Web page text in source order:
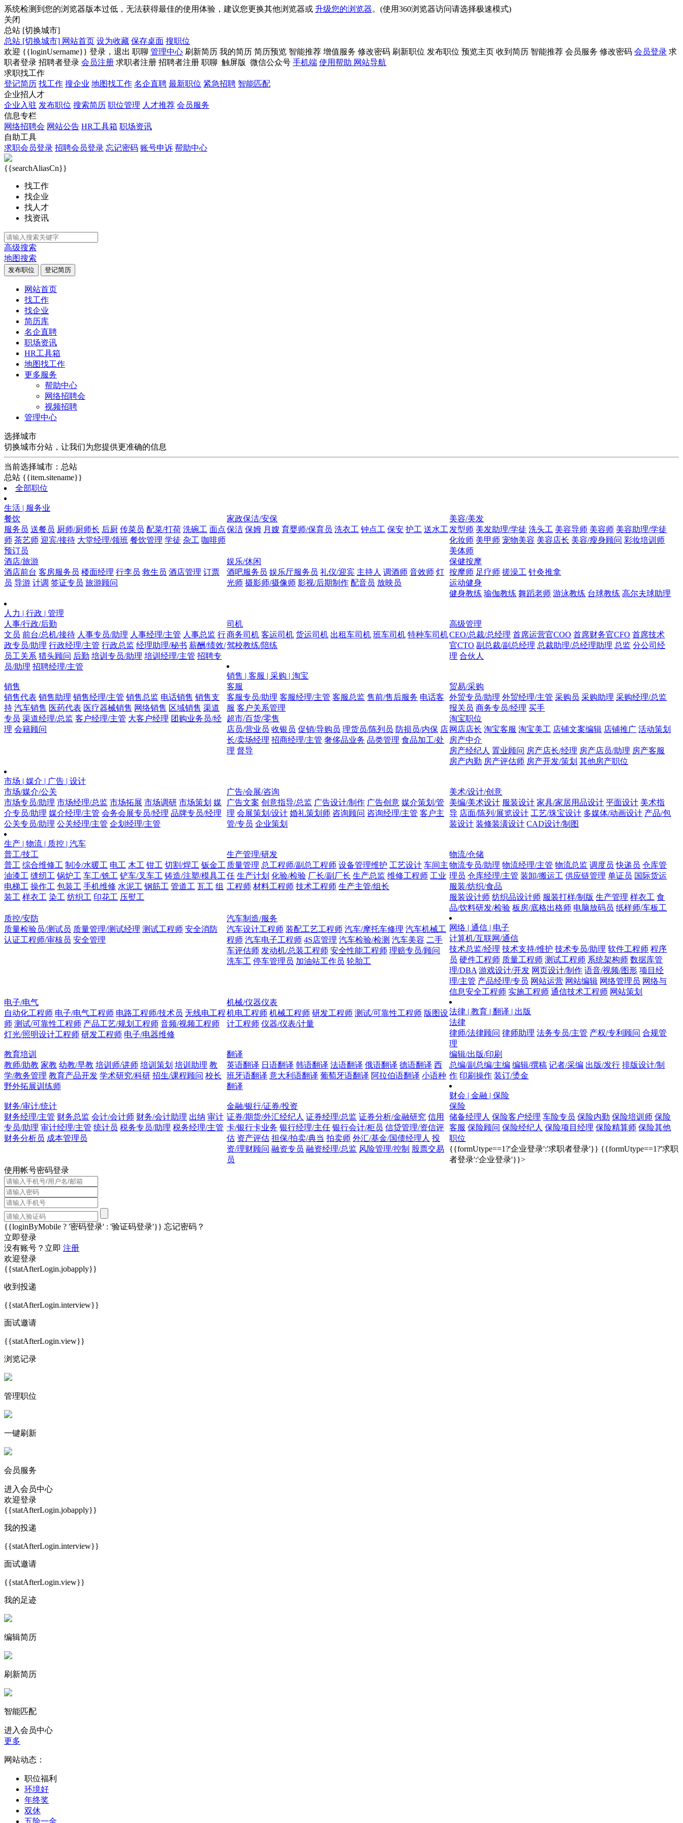
系统检测到您的浏览器版本过低，无法获得最佳的使用体验，建议您更换其他浏览器或 升级您的浏览器。(使用360浏览器访问请选择极速模式)
关闭
总站 [切换城市]
总站 [切换城市] 网站首页 设为收藏 保存桌面 搜职位
欢迎 {{loginUsername}} 登录， 退出 职聊 管理中心 刷新简历 我的简历 简历预览 智能推荐 增值服务 修改密码 刷新职位 发布职位 预览主页 收到简历 智能推荐 会员服务 修改密码 会员登录 求
职者登录 招聘者登录 会员注册 求职者注册 招聘者注册 职聊 触屏版 微信公众号 手机端 使用帮助 网站导航
求职找工作
登记简历 找工作 搜企业 地图找工作 名企直聘 最新职位 紧急招聘 智能匹配
企业招人才
企业入驻 发布职位 搜索简历 职位管理 人才推荐 会员服务
信息专栏
网络招聘会 网站公告 HR工具箱 职场资讯
自助工具
求职会员登录 招聘会员登录 忘记密码 账号申诉 帮助中心
{{searchAliasCn}}
找工作
找企业
找人才
找资讯
高级搜索
地图搜索
发布职位 登记简历
网站首页
找工作
找企业
简历库
名企直聘
职场资讯
HR工具箱
地图找工作
更多服务
帮助中心
网络招聘会
视频招聘
管理中心
选择城市
切换城市分站，让我们为您提供更准确的信息
当前选择城市： 总站
总站 {{item.sitename}}
全部职位
生活 | 服务业
餐饮
服务员 送餐员 厨师/厨师长 后厨 传菜员 配菜/打荷 洗碗工 面点
师 茶艺师 迎宾/接待 大堂经理/领班 餐饮管理 学徒 杂工 咖啡师
预订员
家政保洁/安保
保洁 保姆 月嫂 育婴师/保育员 洗衣工 钟点工 保安 护工 送水工
美容/美发
发型师 美发助理/学徒 洗头工 美容导师 美容师 美容助理/学徒
化妆师 美甲师 宠物美容 美容店长 美容/瘦身顾问 彩妆培训师
美体师
酒店/旅游
酒店前台 客房服务员 楼面经理 行李员 救生员 酒店管理 订票
员 导游 计调 签证专员 旅游顾问
娱乐/休闲
酒吧服务员 娱乐厅服务员 礼仪/迎宾 主持人 调酒师 音效师 灯
光师 摄影师/摄像师 影视/后期制作 配音员 放映员
保健按摩
按摩师 足疗师 搓澡工 针灸推拿
运动健身
健身教练 瑜伽教练 舞蹈老师 游泳教练 台球教练 高尔夫球助理
人力 | 行政 | 管理
人事/行政/后勤
文员 前台/总机/接待 人事专员/助理 人事经理/主管 人事总监 行
政专员/助理 行政经理/主管 行政总监 经理助理/秘书 薪酬/绩效/
员工关系 猎头顾问 后勤 培训专员/助理 培训经理/主管 招聘专
员/助理 招聘经理/主管
司机
商务司机 客运司机 货运司机 出租车司机 班车司机 特种车司机
驾校教练/陪练
高级管理
CEO/总裁/总经理 首席运营官COO 首席财务官CFO 首席技术
官CTO 副总裁/副总经理 总裁助理/总经理助理 总监 分公司经
理 合伙人
销售 | 客服 | 采购 | 淘宝
销售
销售代表 销售助理 销售经理/主管 销售总监 电话销售 销售支
持 汽车销售 医药代表 医疗器械销售 网络销售 区域销售 渠道
专员 渠道经理/总监 客户经理/主管 大客户经理 团购业务员/经
理 会籍顾问
客服
客服专员/助理 客服经理/主管 客服总监 售前/售后服务 电话客
服 客户关系管理
贸易/采购
外贸专员/助理 外贸经理/主管 采购员 采购助理 采购经理/总监
报关员 商务专员/经理 买手
超市/百货/零售
店员/营业员 收银员 促销/导购员 理货员/陈列员 防损员/内保 店
长/卖场经理 招商经理/主管 奢侈品业务 品类管理 食品加工/处
理 督导
淘宝职位
网店店长 淘宝客服 淘宝美工 店铺文案编辑 店铺推广 活动策划
房产中介
房产经纪人 置业顾问 房产店长/经理 房产店员/助理 房产客服
房产内勤 房产评估师 房产开发/策划 其他房产职位
市场 | 媒介 | 广告 | 设计
市场/媒介/公关
市场专员/助理 市场经理/总监 市场拓展 市场调研 市场策划 媒
介专员/助理 媒介经理/主管 会务会展专员/经理 品牌专员/经理
公关专员/助理 公关经理/主管 企划经理/主管
广告/会展/咨询
广告文案 创意指导/总监 广告设计/制作 广告创意 媒介策划/管
理 会展策划/设计 婚礼策划师 咨询顾问 咨询经理/主管 客户主
管/专员 企业策划
美术/设计/创意
美编/美术设计 服装设计 家具/家居用品设计 平面设计 美术指
导 店面/陈列/展览设计 工艺/珠宝设计 多媒体/动画设计 产品/包
装设计 装修装潢设计 CAD设计/制图
生产 | 物流 | 质控 | 汽车
普工/技工
普工 综合维修工 制冷/水暖工 电工 木工 钳工 切割/焊工 钣金工
油漆工 缝纫工 锅炉工 车工/铣工 铲车/叉车工 铸造/注塑/模具工
电梯工 操作工 包装工 手机维修 水泥工 钢筋工 管道工 瓦工 组
装工 样衣工 染工 纺织工 印花工 压熨工
生产管理/研发
质量管理 总工程师/副总工程师 设备管理维护 工艺设计 车间主
任 生产计划 化验/检验 厂长/副厂长 生产总监 维修工程师 工业
工程师 材料工程师 技术工程师 生产主管/组长
物流/仓储
物流专员/助理 物流经理/主管 物流总监 调度员 快递员 仓库管
理员 仓库经理/主管 装卸/搬运工 供应链管理 单证员 国际货运
服装/纺织/食品
服装设计师 纺织品设计师 服装打样/制版 生产管理 样衣工 食
品/饮料研发/检验 板房/底格出格师 电脑放码员 纸样师/车板工
质控/安防
质量检验员/测试员 质量管理/测试经理 测试工程师 安全消防
认证工程师/审核员 安全管理
汽车制造/服务
汽车设计工程师 装配工艺工程师 汽车/摩托车修理 汽车机械工
程师 汽车电子工程师 4S店管理 汽车检验/检测 汽车美容 二手
车评估师 发动机/总装工程师 安全性能工程师 理赔专员/顾问
洗车工 停车管理员 加油站工作员 轮胎工
网络 | 通信 | 电子
计算机/互联网/通信
技术总监/经理 技术支持/维护 技术专员/助理 软件工程师 程序
员 硬件工程师 质量工程师 测试工程师 系统架构师 数据库管
理/DBA 游戏设计/开发 网页设计/制作 语音/视频/图形 项目经
理/主管 产品经理/专员 网站运营 网站编辑 网络管理员 网络与
信息安全工程师 实施工程师 通信技术工程师 网站策划
电子/电气
自动化工程师 电子/电气工程师 电路工程师/技术员 无线电工程
师 测试/可靠性工程师 产品工艺/规划工程师 音频/视频工程师
灯光/照明设计工程师 研发工程师 电子/电器维修
机械/仪器仪表
机电工程师 机械工程师 研发工程师 测试/可靠性工程师 版图设
计工程师 仪器/仪表/计量
法律 | 教育 | 翻译 | 出版
法律
律师/法律顾问 律师助理 法务专员/主管 产权/专利顾问 合规管
理
教育培训
教师/助教 家教 幼教/早教 培训师/讲师 培训策划 培训助理 教
学/教务管理 教育产品开发 学术研究/科研 招生/课程顾问 校长
野外拓展训练师
翻译
英语翻译 日语翻译 韩语翻译 法语翻译 俄语翻译 德语翻译 西
班牙语翻译 意大利语翻译 葡萄牙语翻译 阿拉伯语翻译 小语种
翻译
编辑/出版/印刷
总编/副总编/主编 编辑/撰稿 记者/采编 出版/发行 排版设计/制
作 印刷操作 装订/烫金
财会 | 金融 | 保险
财务/审计/统计
财务经理/主管 财务总监 会计/会计师 财务/会计助理 出纳 审计
专员/助理 审计经理/主管 统计员 税务专员/助理 税务经理/主管
财务分析员 成本管理员
金融/银行/证券/投资
证券/期货/外汇经纪人 证券经理/总监 证券分析/金融研究 信用
卡/银行卡业务 银行经理/主任 银行会计/柜员 信贷管理/资信评
估 资产评估 担保/拍卖/典当 拍卖师 外汇/基金/国债经理人 投
资/理财顾问 融资专员 融资经理/总监 风险管理/控制 股票交易
员
保险
储备经理人 保险客户经理 车险专员 保险内勤 保险培训师 保险
客服 保险顾问 保险经纪人 保险项目经理 保险精算师 保险其他
职位
{{formUtype==1?'企业登录':'求职者登录'}} {{formUtype==1?'求职
者登录':'企业登录'}}>
使用帐号密码登录
{{loginByMobile ? '密码登录' : '验证码登录'}} 忘记密码？
立即登录
没有账号？立即 注册
欢迎登录
{{statAfterLogin.jobapply}}
收到投递
{{statAfterLogin.interview}}
面试邀请
{{statAfterLogin.view}}
浏览记录
管理职位
一键刷新
会员服务
进入会员中心
欢迎登录
{{statAfterLogin.jobapply}}
我的投递
{{statAfterLogin.interview}}
面试邀请
{{statAfterLogin.view}}
我的足迹
编辑简历
刷新简历
智能匹配
进入会员中心
更多
网站动态：
职位福利
环境好
年终奖
双休
五险一金